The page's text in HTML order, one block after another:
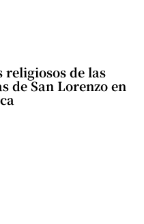
religiosos de las
de San Lorenzo en